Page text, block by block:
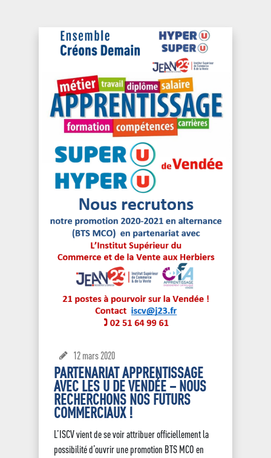
12 mars 2020
PARTENARIAT APPRENTISSAGE
AVEC LES U DE VENDÉE – NOUS
RECHERCHONS NOS FUTURS
COMMERCIAUX !
L’ISCV vient de se voir attribuer officiellement la
possibilité d’ouvrir une promotion BTS MCO en